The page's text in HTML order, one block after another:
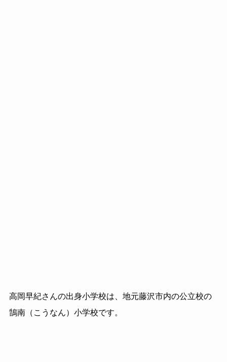
高岡早紀さんの出身小学校は、地元藤沢市内の公立校の
鵠南（こうなん）小学校です。